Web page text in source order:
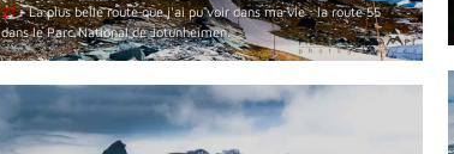
21- La plus belle route que j'ai pu voir dans ma vie : la route 55
dans le Parc National de Jotunheimen.